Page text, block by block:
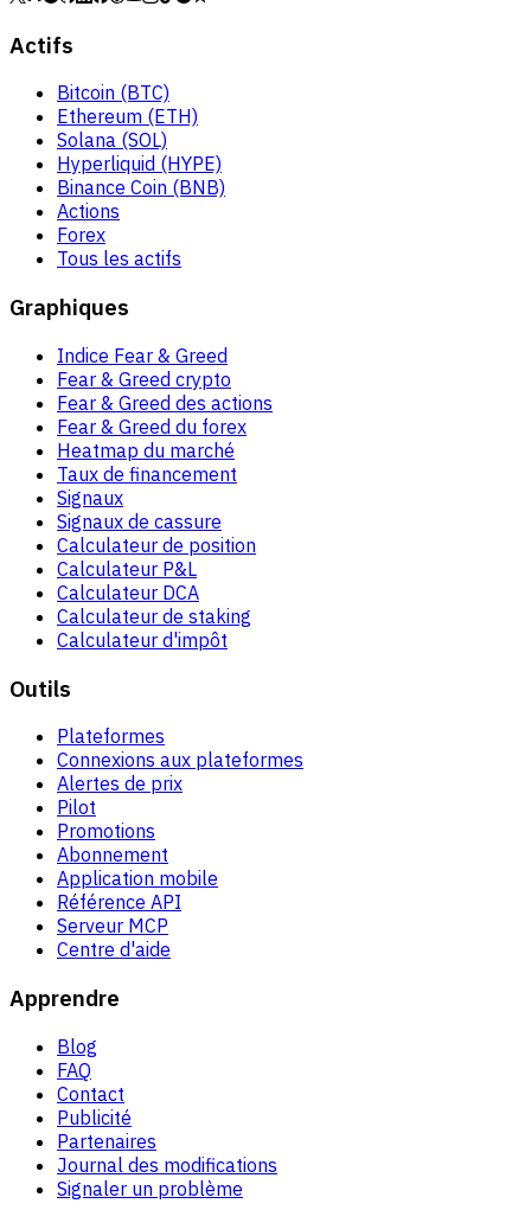
Actifs
Bitcoin (BTC)
Ethereum (ETH)
Solana (SOL)
Hyperliquid (HYPE)
Binance Coin (BNB)
Actions
Forex
Tous les actifs
Graphiques
Indice Fear & Greed
Fear & Greed crypto
Fear & Greed des actions
Fear & Greed du forex
Heatmap du marché
Taux de financement
Signaux
Signaux de cassure
Calculateur de position
Calculateur P&L
Calculateur DCA
Calculateur de staking
Calculateur d'impôt
Outils
Plateformes
Connexions aux plateformes
Alertes de prix
Pilot
Promotions
Abonnement
Application mobile
Référence API
Serveur MCP
Centre d'aide
Apprendre
Blog
FAQ
Contact
Publicité
Partenaires
Journal des modifications
Signaler un problème